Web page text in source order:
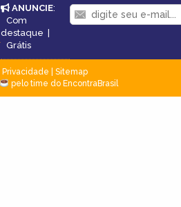
ANUNCIE:
Com
destaque |
Grátis
Privacidade
Sitemap
pelo time do EncontraBrasil